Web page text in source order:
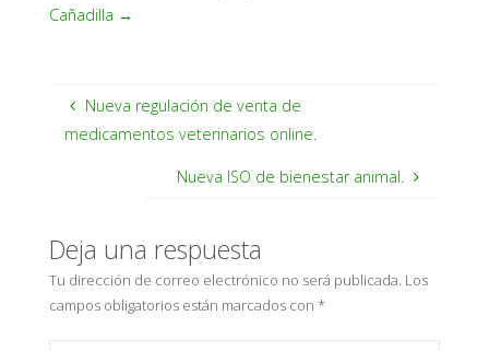
Cañadilla →
Nueva regulación de venta de
medicamentos veterinarios online.
Nueva ISO de bienestar animal.
Deja una respuesta
Tu dirección de correo electrónico no será publicada. Los
campos obligatorios están marcados con *